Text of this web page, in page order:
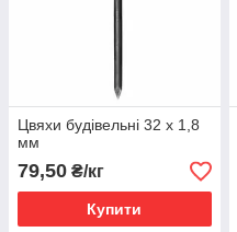
Цвяхи будівельні 32 х 1,8
мм
79,50 ₴/кг
Купити